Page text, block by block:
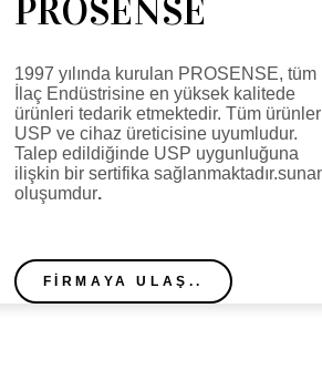
PROSENSE
1997 yılında kurulan PROSENSE, tüm
İlaç Endüstrisine en yüksek kalitede
ürünleri tedarik etmektedir. Tüm ürünler
USP ve cihaz üreticisine uyumludur.
Talep edildiğinde USP uygunluğuna
ilişkin bir sertifika
oluşumdur.
FIRMAYA ULAŞ..